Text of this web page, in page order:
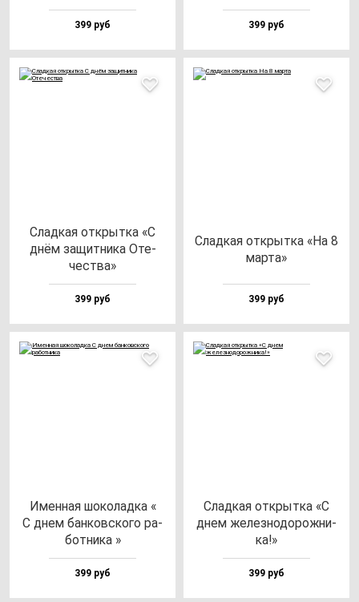
399 руб 399 руб
Слад­кая от­крыт­ка «С
днём за­щит­ни­ка Оте­
чес­тва»
399 руб
Слад­кая от­крыт­ка «На 8
мар­та»
399 руб
Имен­ная шо­ко­лад­ка «
С днем бан­ков­ско­го ра­
бот­ни­ка »
399 руб
Слад­кая от­крыт­ка «С
днем же­лез­но­до­рож­ни­
ка!»
399 руб